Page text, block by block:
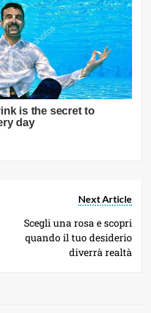
Next Article
Scegli una rosa e scopri
quando il tuo desiderio
diverrà realtà